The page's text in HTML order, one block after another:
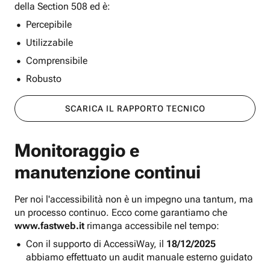
della Section 508 ed è:
Percepibile
Utilizzabile
Comprensibile
Robusto
SCARICA IL RAPPORTO TECNICO
Monitoraggio e
manutenzione continui
Per noi l'accessibilità non è un impegno una tantum, ma
un processo continuo. Ecco come garantiamo che
www.fastweb.it rimanga accessibile nel tempo:
Con il supporto di AccessiWay, il 18/12/2025
abbiamo effettuato un audit manuale esterno guidato